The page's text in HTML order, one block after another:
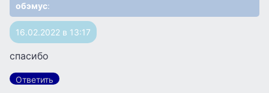
обэмус:
16.02.2022 в 13:17
спасибо
Ответить